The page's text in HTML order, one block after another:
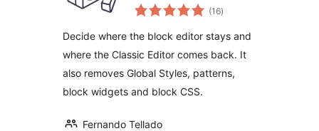
Use the Block
Classic Editor
(16puntuacions
totals
)
Decide where the block editor stays and
where the Classic Editor comes back. It
also removes Global Styles, patterns,
block widgets and block CSS.
Fernando Tellado